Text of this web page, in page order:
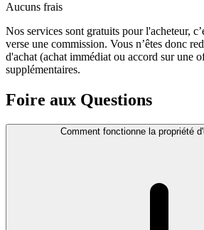
Aucuns frais
Nos services sont gratuits pour l'acheteur,
verse une commission. Vous n’êtes donc
d'achat (achat immédiat ou accord sur une
supplémentaires.
Foire aux Questions
Comment fonctionne la propriété